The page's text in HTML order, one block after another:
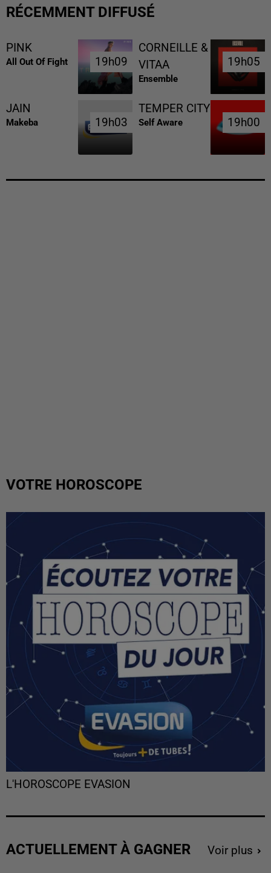
RÉCEMMENT DIFFUSÉ
PINK
All Out Of Fight 19h09
19h09
CORNEILLE &
VITAA
Ensemble
19h05
19h05
JAIN
Makeba 19h03
19h03
TEMPER CITY
Self Aware 19h00
19h00
VOTRE HOROSCOPE
L'HOROSCOPE EVASION
ACTUELLEMENT À GAGNER Voir plus